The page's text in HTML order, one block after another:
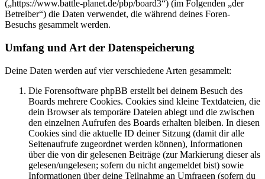
(„https://www.battle-planet.de/pbp/board3“) (im Folgenden „der
Betreiber“) die Daten verwendet, die während deines Foren-
Besuchs gesammelt werden.
Umfang und Art der Datenspeicherung
Deine Daten werden auf vier verschiedene Arten gesammelt:
Die Forensoftware phpBB erstellt bei deinem Besuch des
Boards mehrere Cookies. Cookies sind kleine Textdateien, die
dein Browser als temporäre Dateien ablegt und die zwischen
den einzelnen Aufrufen des Boards erhalten bleiben. In diesen
Cookies sind die aktuelle ID deiner Sitzung (damit dir alle
Seitenaufrufe zugeordnet werden können), Informationen
über die von dir gelesenen Beiträge (zur Markierung dieser als
gelesen/ungelesen; sofern du nicht angemeldet bist) sowie
Informationen über deine Teilnahme an Umfragen (sofern du